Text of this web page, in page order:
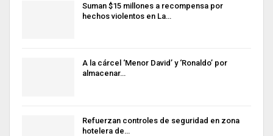
Suman $15 millones a recompensa por
hechos violentos en La…
A la cárcel ‘Menor David’ y ‘Ronaldo’ por
almacenar…
Refuerzan controles de seguridad en zona
hotelera de…